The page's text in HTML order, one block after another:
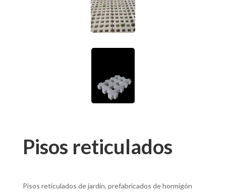
Pisos reticulados
Pisos reticulados de jardín, prefabricados de hormigón